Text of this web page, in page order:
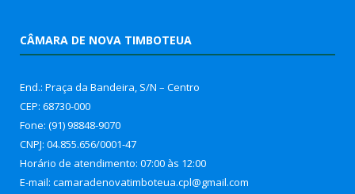
CÂMARA DE NOVA TIMBOTEUA
End.: Praça da Bandeira, S/N – Centro
CEP: 68730-000
Fone: (91) 98848-9070
CNPJ: 04.855.656/0001-47
Horário de atendimento: 07:00 às 12:00
E-mail: camaradenovatimboteua.cpl@gmail.com